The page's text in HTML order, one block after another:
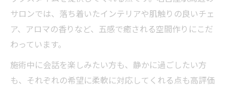
ュ効果
仕事帰りにも便利なサロンの上手な利用方
法
プライベートサロンで自分磨きを始めるコ
ツ
サロンでは、落ち着いたインテリアや肌触りの良いチェ
ア、アロマの香りなど、五感で癒される空間作りにこだ
わっています。
施術中に会話を楽しみたい方も、静かに過ごしたい方
も、それぞれの希望に柔軟に対応してくれる点も高評価